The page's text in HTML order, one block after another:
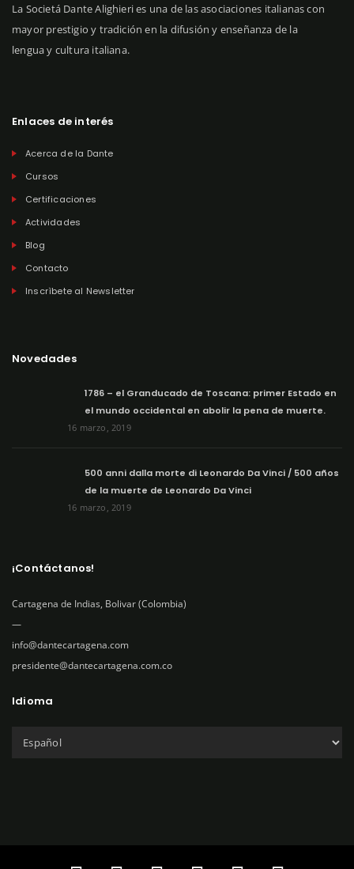
La Societá Dante Alighieri es una de las asociaciones italianas con
mayor prestigio y tradición en la difusión y enseñanza de la
lengua y cultura italiana.
Enlaces de interés
Acerca de la Dante
Cursos
Certificaciones
Actividades
Blog
Contacto
Inscrìbete al Newsletter
Novedades
1786 – el Granducado de Toscana: primer Estado en
el mundo occidental en abolir la pena de muerte.
16 marzo, 2019
500 anni dalla morte di Leonardo Da Vinci / 500 años
de la muerte de Leonardo Da Vinci
16 marzo, 2019
¡Contáctanos!
Cartagena de Indias, Bolivar (Colombia)
—
info@dantecartagena.com
presidente@dantecartagena.com.co
Idioma